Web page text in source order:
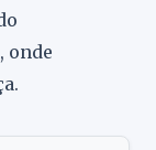
onde